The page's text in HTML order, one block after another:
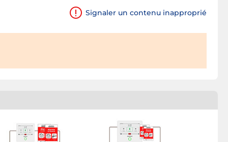
Signaler un contenu inapproprié